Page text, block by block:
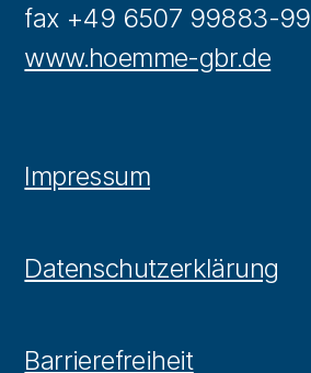
fax +49 6507 99883-99
www.hoemme-gbr.de
Impressum
Datenschutzerklärung
Barrierefreiheit